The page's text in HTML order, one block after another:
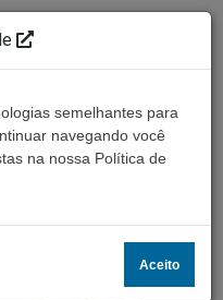
semelhantes para
navegando você
na nossa Política de
Aceito